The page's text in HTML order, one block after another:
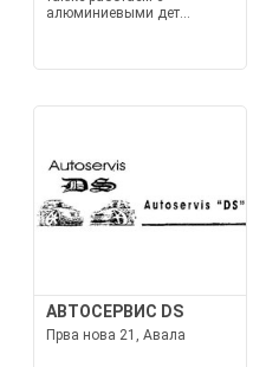
алюминиевыми дет...
АВТОСЕРВИС DS
Прва нова 21, Авала